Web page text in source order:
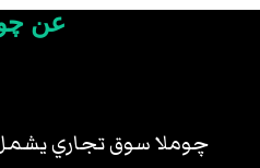
عن
چوملا سوق تجاري